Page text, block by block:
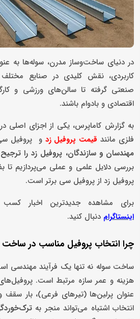
در دنیای ساخت‌وساز مدرن، سوله‌ها به
کاربردی، نقش کلیدی در صنایع مختلف
صنعتی گرفته تا سالن‌های ورزشی و
اقتصادی و بادوام باشند.
به گزارش کاماپرس، یکی از اجزای اصلی
فلزی مانند قیمت پروفیل زدو پروفیل
مهندسان و سازندگان، پروفیل زد را
بررسی دلایل علمی و عملی می‌پردازیم تا
پروفیل زد از پروفیل سی برتر است.
برای مشاهده جدیدترین اخبار
اینستاگرام دنبال کنید.
چرا انتخاب پروفیل مناسب در
ساخت سوله نه تنها یک فرآیند مهندسی
هزینه و عمر سازه مرتبط است.
عنوان پرلین‌ها (تیرهای فرعی)، بار سقف
انتخاب اشتباه می‌تواند منجر به